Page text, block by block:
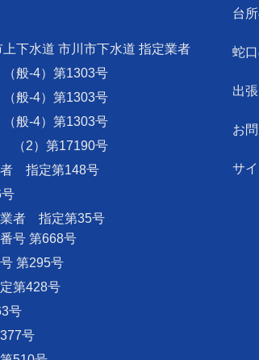
下水道 市川市下水道 指定業者
（般-4）第1303号
（般-4）第1303号
（般-4）第1303号
（2）第17190号
者 指定第148号
業者 指定第35号
号 第668号
第295号
第428号
号
号
台
蛇
出
お
サ